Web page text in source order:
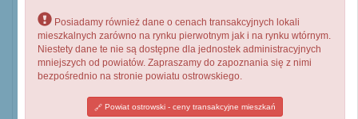
Posiadamy również dane o cenach transakcyjnych lokali
mieszkalnych zarówno na rynku pierwotnym jak i na rynku wtórnym.
Niestety dane te nie są dostępne dla jednostek administracyjnych
mniejszych od powiatów. Zapraszamy do zapoznania się z nimi
bezpośrednio na stronie powiatu ostrowskiego.
Powiat ostrowski - ceny transakcyjne mieszkań